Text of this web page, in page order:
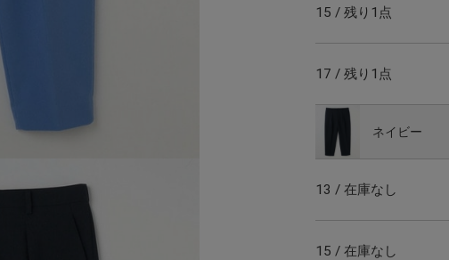
15 / 残り1点
17 / 残り1点
ネイビー
13 / 在庫なし
15 / 在庫なし